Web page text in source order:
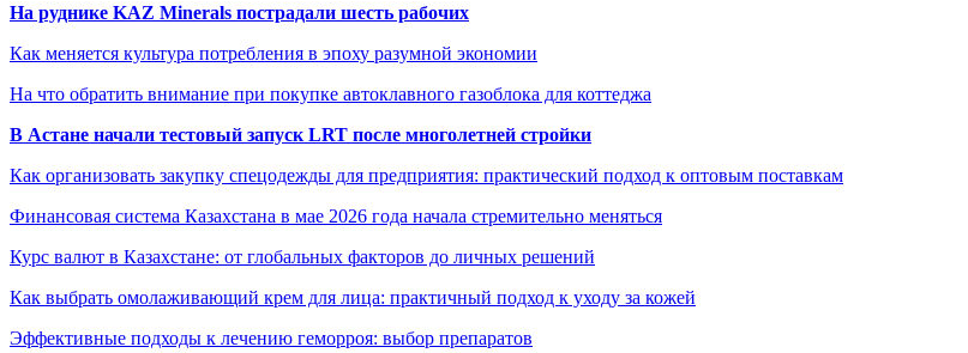
На руднике KAZ Minerals пострадали шесть рабочих
Как меняется культура потребления в эпоху разумной экономии
На что обратить внимание при покупке автоклавного газоблока для коттеджа
В Астане начали тестовый запуск LRT после многолетней стройки
Как организовать закупку спецодежды для предприятия: практический подход к оптовым поставкам
Финансовая система Казахстана в мае 2026 года начала стремительно меняться
Курс валют в Казахстане: от глобальных факторов до личных решений
Как выбрать омолаживающий крем для лица: практичный подход к уходу за кожей
Эффективные подходы к лечению геморроя: выбор препаратов